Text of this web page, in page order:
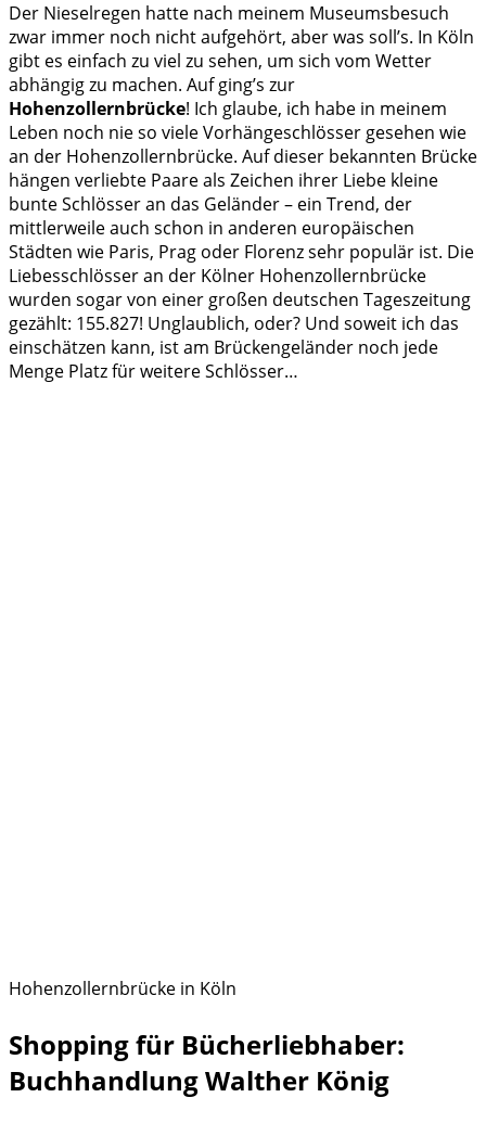
Der Nieselregen hatte nach meinem Museumsbesuch
zwar immer noch nicht aufgehört, aber was soll’s. In Köln
gibt es einfach zu viel zu sehen, um sich vom Wetter
abhängig zu machen. Auf ging’s zur
Hohenzollernbrücke! Ich glaube, ich habe in meinem
Leben noch nie so viele Vorhängeschlösser gesehen wie
an der Hohenzollernbrücke. Auf dieser bekannten Brücke
hängen verliebte Paare als Zeichen ihrer Liebe kleine
bunte Schlösser an das Geländer – ein Trend, der
mittlerweile auch schon in anderen europäischen
Städten wie Paris, Prag oder Florenz sehr populär ist. Die
Liebesschlösser an der Kölner Hohenzollernbrücke
wurden sogar von einer großen deutschen Tageszeitung
gezählt: 155.827! Unglaublich, oder? Und soweit ich das
einschätzen kann, ist am Brückengeländer noch jede
Menge Platz für weitere Schlösser…
Hohenzollernbrücke in Köln
Shopping für Bücherliebhaber:
Buchhandlung Walther König